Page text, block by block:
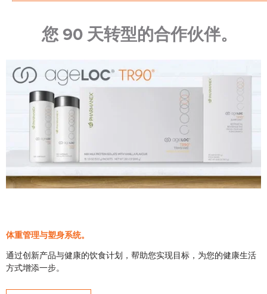
您 90 天转型的合作伙伴。
体重管理与塑身系统。
通过创新产品与健康的饮食计划，帮助您实现目标，为您的健康生活
方式增添一步。